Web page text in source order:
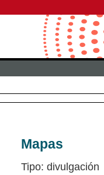
Mapas
Tipo: divulgación